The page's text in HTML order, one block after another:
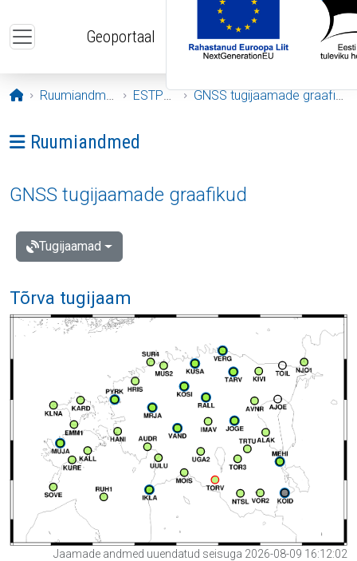
Geoportaal
Avaleht
Ruumiandmed ESTPOS GNSS tugijaamade graafikud
Ava menüü: Ruumiandmed
Ruumiandmed
GNSS tugijaamade graafikud
Tugijaamad
Tõrva tugijaam
Jaamade andmed uuendatud seisuga 2026-08-09 16:12:02